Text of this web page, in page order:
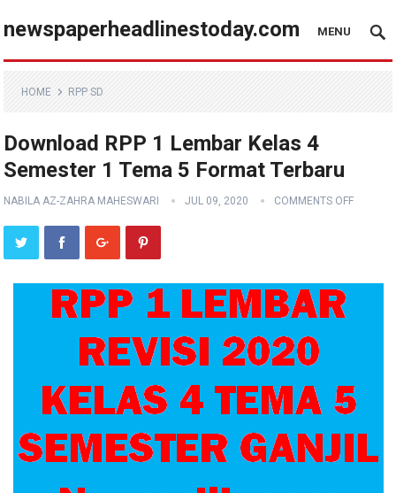
newspaperheadlinestoday.com MENU
HOME RPP SD
Download RPP 1 Lembar Kelas 4
Semester 1 Tema 5 Format Terbaru
NABILA AZ-ZAHRA MAHESWARI JUL 09, 2020 COMMENTS OFF